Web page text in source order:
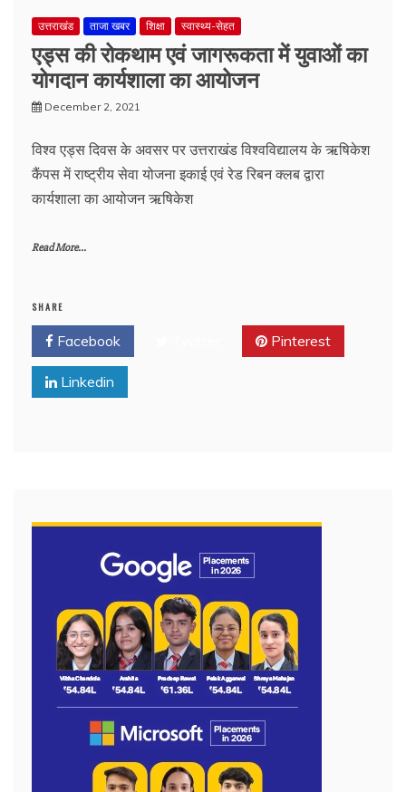
उत्तराखंड ताजा खबर शिक्षा स्वास्थ्य-सेहत
एड्स की रोकथाम एवं जागरूकता में युवाओं का
योगदान कार्यशाला का आयोजन
December 2, 2021
विश्व एड्स दिवस के अवसर पर उत्तराखंड विश्वविद्यालय के ऋषिकेश
कैंपस में राष्ट्रीय सेवा योजना इकाई एवं रेड रिबन क्लब द्वारा
कार्यशाला का आयोजन ऋषिकेश
Read More...
SHARE
Facebook Pinterest
Linkedin